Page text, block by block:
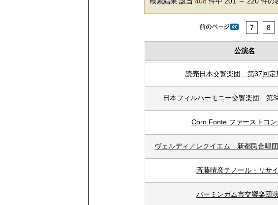
7 8
公演名
読売日本交響楽団 第37回定
日本フィルハーモニー交響楽団 第
Coro Fonte ファーストコン
ヴェルディ／レクイエム 新都民合唱
斉藤晴彦テノール・リサ
バーミンガム市交響楽団